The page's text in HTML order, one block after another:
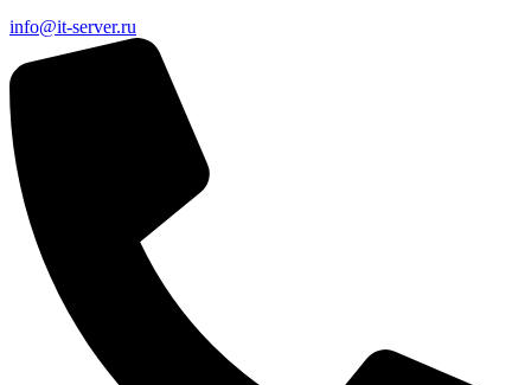
info@it-server.ru